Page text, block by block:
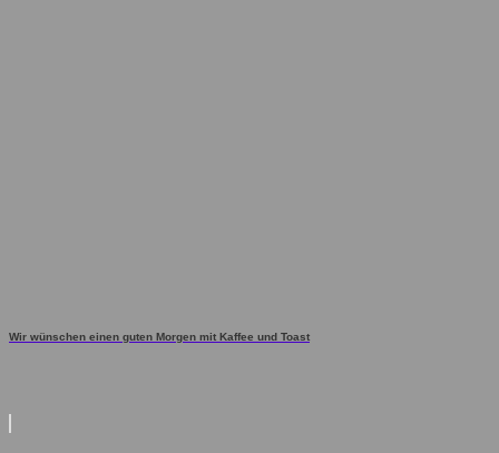
Wir wünschen einen guten Morgen mit Kaffee und Toast